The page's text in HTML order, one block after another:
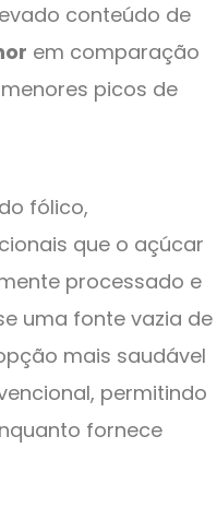
conteúdo de
em comparação
picos de
fólico,
que o açúcar
processado e
uma fonte vazia de
mais saudável
permitindo
fornece